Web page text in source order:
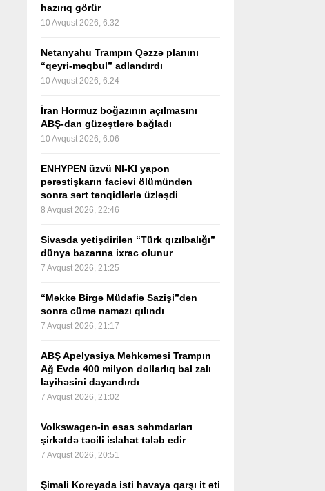
hazırıq görür
10 Avqust 2026, 6:32
Netanyahu Trampın Qəzzə planını
“qeyri-məqbul” adlandırdı
10 Avqust 2026, 6:24
İran Hormuz boğazının açılmasını
ABŞ-dan güzəştlərə bağladı
10 Avqust 2026, 6:06
ENHYPEN üzvü NI-KI yapon
pərəstişkarın faciəvi ölümündən
sonra sərt tənqidlərlə üzləşdi
8 Avqust 2026, 22:46
Sivasda yetişdirilən “Türk qızılbalığı”
dünya bazarına ixrac olunur
7 Avqust 2026, 21:25
“Məkkə Birgə Müdafiə Sazişi”dən
sonra cümə namazı qılındı
7 Avqust 2026, 21:17
ABŞ Apelyasiya Məhkəməsi Trampın
Ağ Evdə 400 milyon dollarlıq bal zalı
layihəsini dayandırdı
7 Avqust 2026, 21:02
Volkswagen-in əsas səhmdarları
şirkətdə təcili islahat tələb edir
7 Avqust 2026, 20:51
Şimali Koreyada isti havaya qarşı it əti